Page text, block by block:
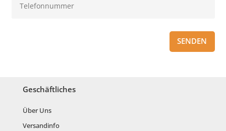
SENDEN
Geschäftliches
Über Uns
Versandinfo